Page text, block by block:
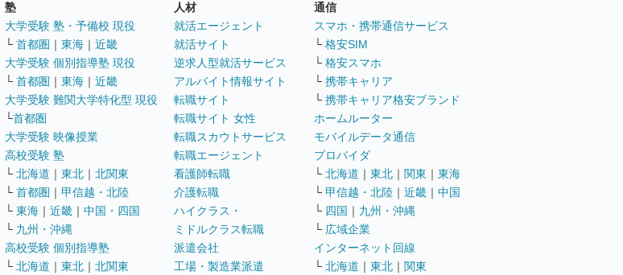
塾
大学受験 塾・予備校 現役
└ 首都圏 ｜ 東海 ｜ 近畿
大学受験 個別指導塾 現役
└ 首都圏 ｜ 東海 ｜ 近畿
大学受験 難関大学特化型 現役
└首都圏
大学受験 映像授業
高校受験 塾
└ 北海道 ｜ 東北 ｜ 北関東
└ 首都圏 ｜ 甲信越・北陸
└ 東海 ｜ 近畿 ｜ 中国・四国
└ 九州・沖縄
高校受験 個別指導塾
└ 北海道 ｜ 東北 ｜ 北関東
人材
就活エージェント
就活サイト
逆求人型就活サービス
アルバイト情報サイト
転職サイト
転職サイト 女性
転職スカウトサービス
転職エージェント
看護師転職
介護転職
ハイクラス・
ミドルクラス転職
派遣会社
工場・製造業派遣
通信
スマホ・携帯通信サービス
└ 格安SIM
└ 格安スマホ
└ 携帯キャリア
└ 携帯キャリア格安ブランド
ホームルーター
モバイルデータ通信
プロバイダ
└ 北海道 ｜ 東北 ｜ 関東 ｜ 東海
└ 甲信越・北陸 ｜ 近畿 ｜ 中国
└ 四国 ｜ 九州・沖縄
└ 広域企業
インターネット回線
└ 北海道 ｜ 東北 ｜ 関東